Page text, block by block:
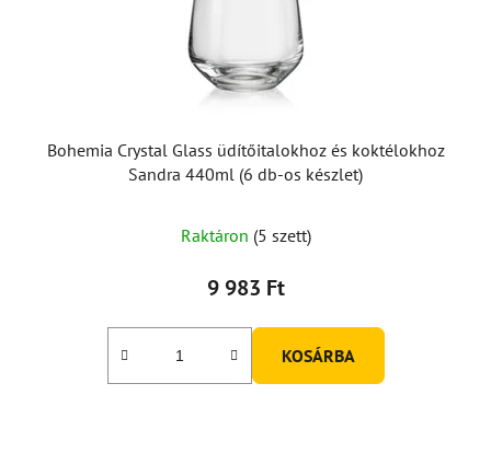
Bohemia Crystal Glass üdítőitalokhoz és koktélokhoz
Sandra 440ml (6 db-os készlet)
Raktáron (5 szett)
9 983 Ft
KOSÁRBA